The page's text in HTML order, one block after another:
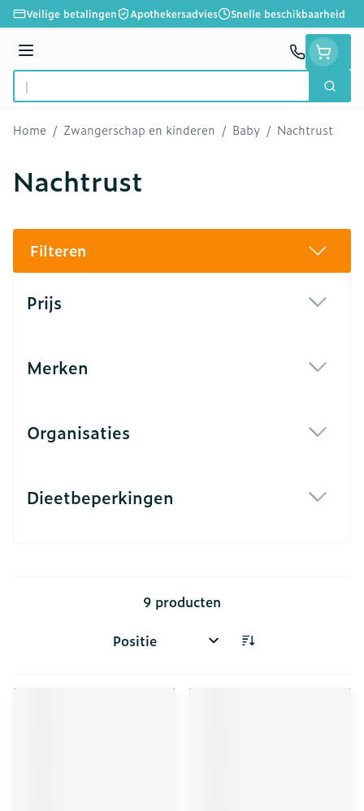
Ga naar de inhoud
Veilige betalingen Apothekersadvies Snelle beschikbaarheid
Menu
Product, merk, categorie...
Zoek
Home / Zwangerschap en kinderen / Baby / Nachtrust
Nachtrust
Filteren
Prijs
Merken
Organisaties
Dieetbeperkingen
9 producten
Sorteer op: